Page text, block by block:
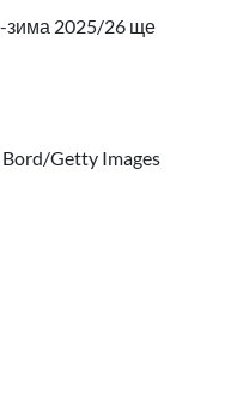
зима 2025/26 ще
Getty Images